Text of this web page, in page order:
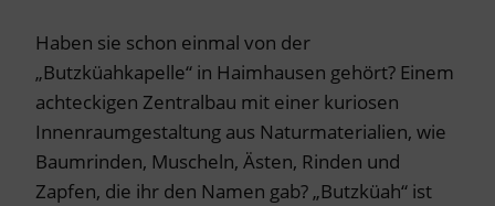
Haben sie schon einmal von der
„Butzküahkapelle“ in Haimhausen gehört? Einem
achteckigen Zentralbau mit einer kuriosen
Innenraumgestaltung aus Naturmaterialien, wie
Baumrinden, Muscheln, Ästen, Rinden und
Zapfen, die ihr den Namen gab? „Butzküah“ ist